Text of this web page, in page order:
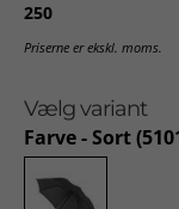
Levering:
ca. 2-10
godkendt ordre.
250
Priserne er ekskl. moms.
Vælg variant
Farve- Sort